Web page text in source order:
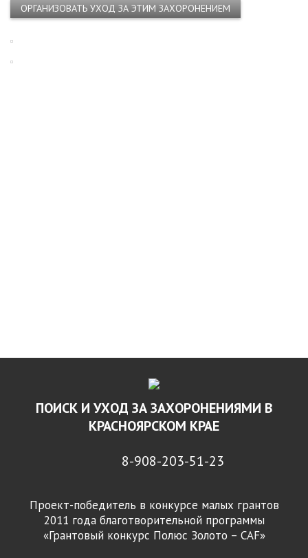
ОРГАНИЗОВАТЬ УХОД ЗА ЭТИМ ЗАХОРОНЕНИЕМ
ПОИСК И УХОД ЗА ЗАХОРОНЕНИЯМИ В
КРАСНОЯРСКОМ КРАЕ
8-908-203-51-23
Проект-победитель в конкурсе малых грантов
2011 года благотворительной программы
«Грантовый конкурс Полюс Золото – CAF»